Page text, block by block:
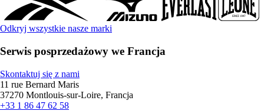
Odkryj wszystkie nasze marki
Serwis posprzedażowy we Francja
Skontaktuj się z nami
11 rue Bernard Maris
37270 Montlouis-sur-Loire, Francja
+33 1 86 47 62 58